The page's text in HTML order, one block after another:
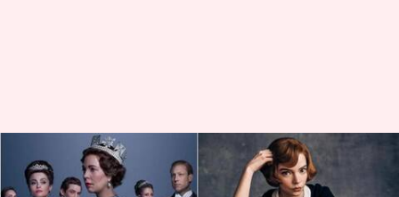
Drama Sejarah Terbaik Di
Netflix